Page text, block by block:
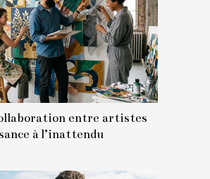
entre artistes
à l’inattendu